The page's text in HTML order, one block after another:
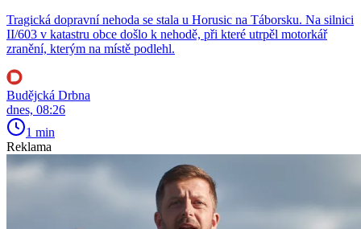
Tragická dopravní nehoda se stala u Horusic na Táborsku. Na silnici
II/603 v katastru obce došlo k nehodě, při které utrpěl motorkář
zranění, kterým na místě podlehl.
Budějcká Drbna
dnes, 08:26
1 min
Reklama